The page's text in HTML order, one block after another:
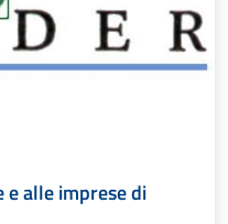
alle imprese di